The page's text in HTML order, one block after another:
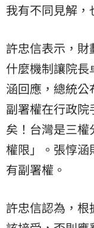
我有不同見解，
許忠信表示，財
什麼機制讓院
涵回應，總統
副署權在行政
矣！台灣是三
權限」。張惇
有副署權。
許忠信認為，